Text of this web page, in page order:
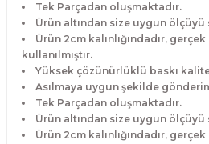
Tek Parçadan oluşmaktadır.
Ürün altından size uygun
Ürün 2cm kalınlığındadır,
kullanılmıştır.
Yüksek çözünürlüklü baskı
Asılmaya uygun şekilde
Tek Parçadan oluşmaktadır.
Ürün altından size uygun
Ürün 2cm kalınlığındadır,